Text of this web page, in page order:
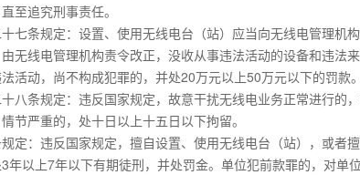
至追究刑事责任。
条规定：设置、使用无线电台（站）应当向无线电管理机
无线电管理机构责令改正，没收从事违法活动的设备和违
活动，尚不构成犯罪的，并处20万元以上50万元以下的罚款。
条规定：违反国家规定，故意干扰无线电业务正常进行的
节严重的，处十日以上十五日以下拘留。
：违反国家规定，擅自设置、使用无线电台（站），或者
年以上7年以下有期徒刑，并处罚金。单位犯前款罪的，对